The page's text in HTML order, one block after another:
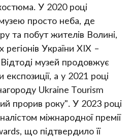
У 2020 році
просто неба, де
та побут жителів Волині,
України XIX –
музей продовжує
а у 2021 році
Ukraine Tourism
прорив року". У 2023 році
міжнародної премії
що підтвердило її